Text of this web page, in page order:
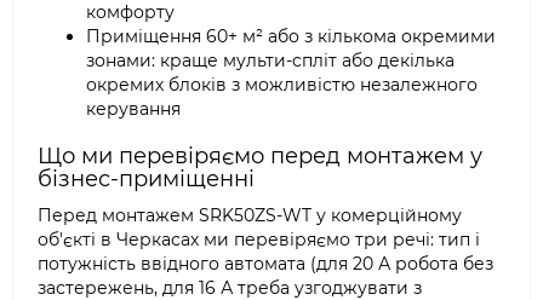
комфорту
Приміщення 60+ м² або з кількома окремими
зонами: краще мульти-спліт або декілька
окремих блоків з можливістю незалежного
керування
Що ми перевіряємо перед монтажем у
бізнес-приміщенні
Перед монтажем SRK50ZS-WT у комерційному
об'єкті в Черкасах ми перевіряємо три речі: тип і
потужність ввідного автомата (для 20 А робота без
застережень, для 16 А треба узгоджувати з